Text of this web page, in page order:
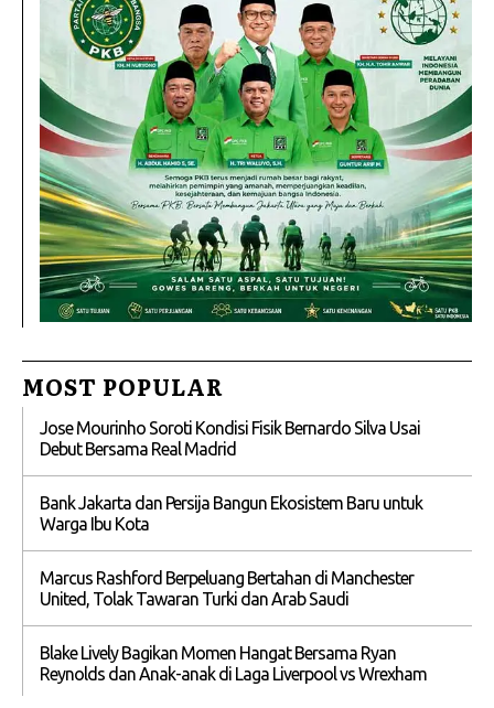
MOST POPULAR
Jose Mourinho Soroti Kondisi Fisik Bernardo Silva Usai
Debut Bersama Real Madrid
Bank Jakarta dan Persija Bangun Ekosistem Baru untuk
Warga Ibu Kota
Marcus Rashford Berpeluang Bertahan di Manchester
United, Tolak Tawaran Turki dan Arab Saudi
Blake Lively Bagikan Momen Hangat Bersama Ryan
Reynolds dan Anak-anak di Laga Liverpool vs Wrexham